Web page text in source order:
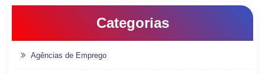
Categorias
Agências de Emprego